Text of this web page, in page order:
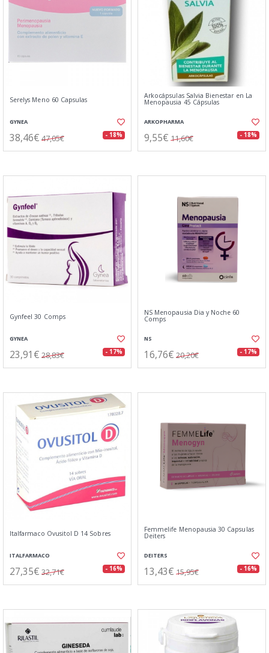
Serelys Meno 60 Capsulas
GYNEA
38,46€ 47,05€ - 18%
Arkocápsulas Salvia Bienestar en La
Menopausia 45 Cápsulas
ARKOPHARMA
9,55€ 11,60€ - 18%
Gynfeel 30 Comps
GYNEA
23,91€ 28,83€ - 17%
NS Menopausia Dia y Noche 60
Comps
NS
16,76€ 20,20€ - 17%
Italfarmaco Ovusitol D 14 Sobres
ITALFARMACO
27,35€ 32,71€ - 16%
Femmelife Menopausia 30 Capsulas
Deiters
DEITERS
13,43€ 15,95€ - 16%